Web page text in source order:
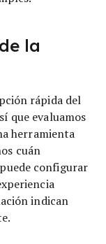
la
rápida del
que evaluamos
herramienta
cuán
configurar
indican